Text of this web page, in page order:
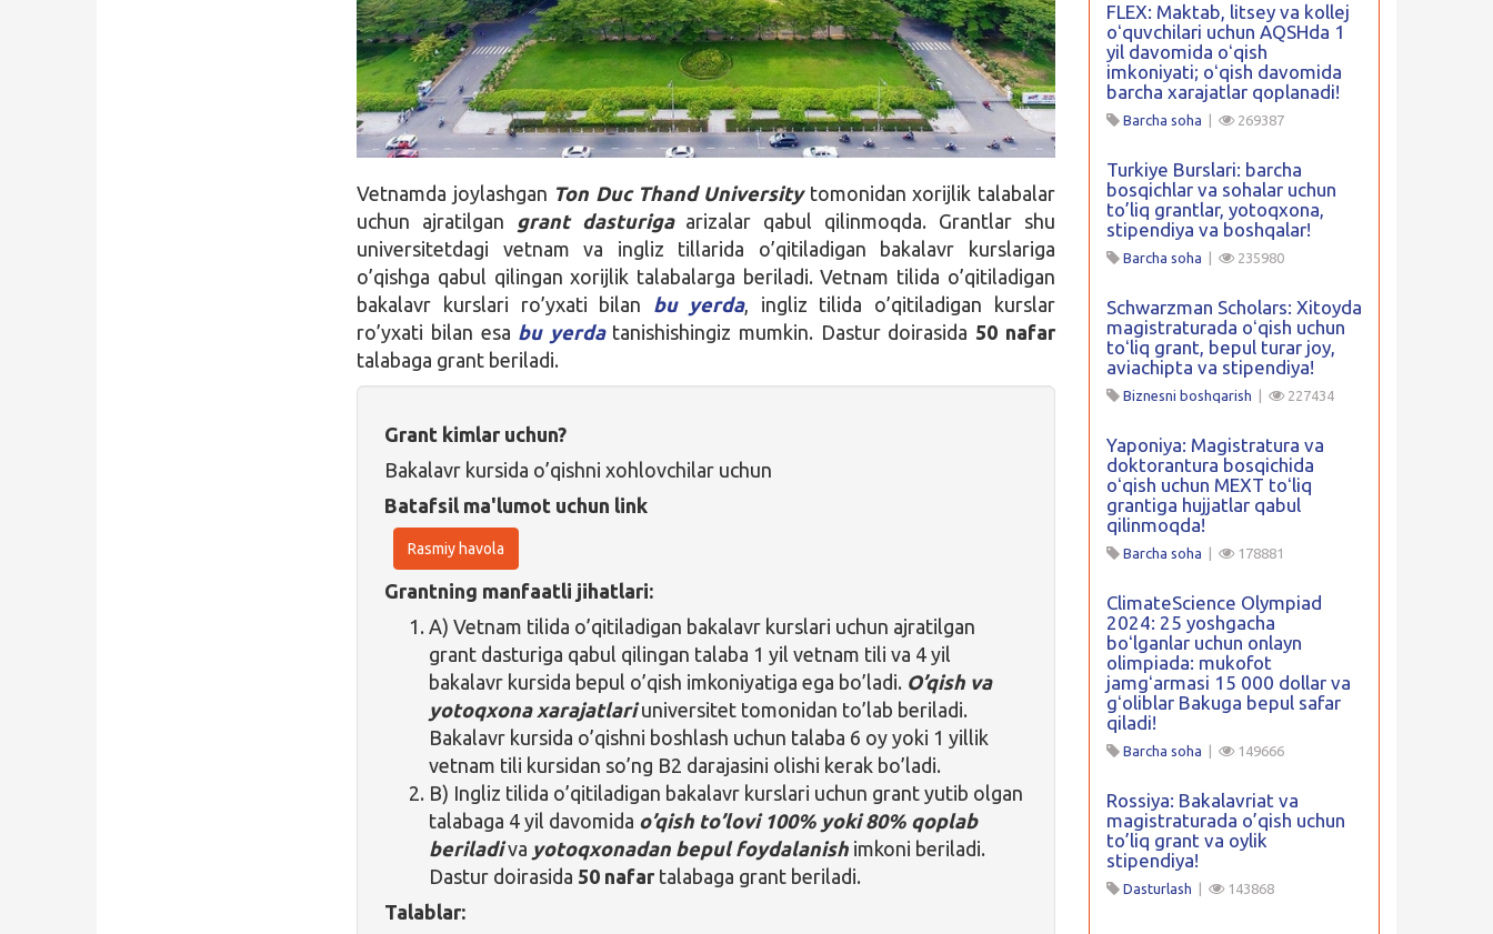
Vetnamda joylashgan Ton Duc Thand Universitytomonidan xorijlik talabalar
uchun ajratilgan grant dasturigaarizalar qabul qilinmoqda. Grantlar shu
universitetdagi vetnam va ingliz tillarida o’qitiladigan bakalavr kurslariga
o’qishga qabul qilingan xorijlik talabalarga beriladi. Vetnam tilida o’qitiladigan
bakalavr kurslari ro’yxati bilan
bu yerda, ingliz tilida o’qitiladigan kurslar
ro’yxati bilan esa bu yerdatanishishingiz mumkin. Dastur doirasida 50 nafar
talabaga grant beriladi.
Grant kimlar uchun?
Bakalavr kursida o’qishni xohlovchilar uchun
Batafsil ma'lumot uchun link
Rasmiy havola
Grantning manfaatli jihatlari:
A) Vetnam tilida o’qitiladigan bakalavr kurslari uchun ajratilgan
grant dasturiga qabul qilingan talaba 1 yil vetnam tili va 4 yil
bakalavr kursida bepul o’qish imkoniyatiga ega bo’ladi. O’qish va
yotoqxona xarajatlariuniversitet tomonidan to’lab beriladi.
Bakalavr kursida o’qishni boshlash uchun talaba 6 oy yoki 1 yillik
vetnam tili kursidan so’ng B2 darajasini olishi kerak bo’ladi.
B) Ingliz tilida o’qitiladigan bakalavr kurslari uchun grant yutib olgan
talabaga 4 yil davomida o’qish to’lovi 100% yoki 80% qoplab
beriladiva yotoqxonadan bepul foydalanish imkoni beriladi.
Dastur doirasida 50 nafar talabaga grant beriladi.
Talablar:
FLEX: Maktab, litsey va kollej
oʻquvchilari uchun AQSHda 1
yil davomida oʻqish
imkoniyati; oʻqish davomida
barcha xarajatlar qoplanadi!
Barcha soha 269387
Turkiye Burslari: barcha
bosqichlar va sohalar uchun
to’liq grantlar, yotoqxona,
stipendiya va boshqalar!
Barcha soha 235980
Schwarzman Scholars: Xitoyda
magistraturada oʻqish uchun
toʻliq grant, bepul turar joy,
aviachipta va stipendiya!
Biznesni boshqarish 227434
Yaponiya: Magistratura va
doktorantura bosqichida
oʻqish uchun MEXT toʻliq
grantiga hujjatlar qabul
qilinmoqda!
Barcha soha 178881
ClimateScience Olympiad
2024: 25 yoshgacha
boʻlganlar uchun onlayn
olimpiada: mukofot
jamgʻarmasi 15 000 dollar va
gʻoliblar Bakuga bepul safar
qiladi!
Barcha soha 149666
Rossiya: Bakalavriat va
magistraturada o’qish uchun
to’liq grant va oylik
stipendiya!
Dasturlash 143868